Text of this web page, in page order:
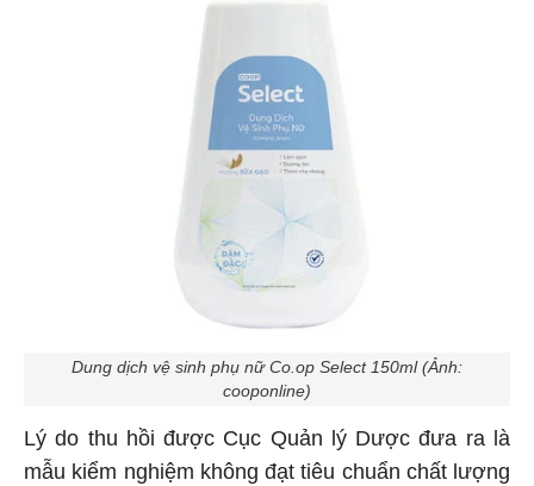
Dung dịch vệ sinh phụ nữ Co.op Select 150ml (Ảnh:
cooponline)
Lý do thu hồi được Cục Quản lý Dược đưa ra là
mẫu kiểm nghiệm không đạt tiêu chuẩn chất lượng